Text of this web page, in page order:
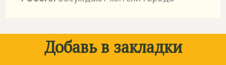
Добавь в закладки